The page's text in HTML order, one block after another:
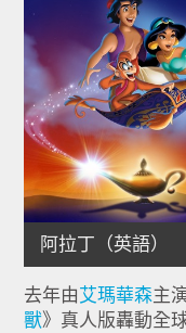
去年由艾瑪華森主
獸》真人版轟動全